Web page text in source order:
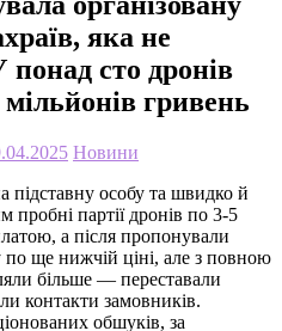
яка не
сто дронів
гривень
Новини
особу та швидко й
пробні партії дронів по 3-5
а після пропонували
по ще нижчій ціні, але з повною
більше — переставали
контакти замовників.
обшуків, за